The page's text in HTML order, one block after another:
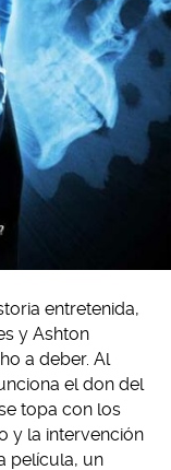
entretenida,
y Ashton
a deber. Al
el don del
topa con los
y la intervención
película, un